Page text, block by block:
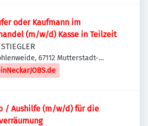
oder Kaufmann im
(m/w/d) Kasse in Teilzeit
67112 Mutterstadt-
Süd, Deutschland
/ Aushilfe (m/w/d) für die